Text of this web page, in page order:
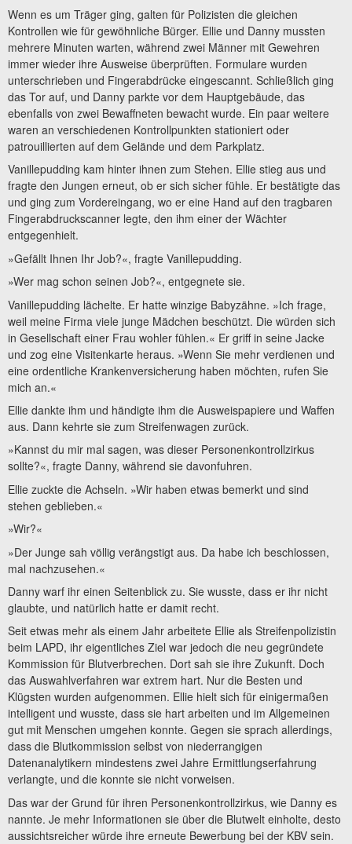
Wenn es um Träger ging, galten für Polizisten die gleichen
Kontrollen wie für gewöhnliche Bürger. Ellie und Danny mussten
mehrere Minuten warten, während zwei Männer mit Gewehren
immer wieder ihre Ausweise überprüften. Formulare wurden
unterschrieben und Fingerabdrücke eingescannt. Schließlich ging
das Tor auf, und Danny parkte vor dem Hauptgebäude, das
ebenfalls von zwei Bewaffneten bewacht wurde. Ein paar weitere
waren an verschiedenen Kontrollpunkten stationiert oder
patrouillierten auf dem Gelände und dem Parkplatz.
Vanillepudding kam hinter ihnen zum Stehen. Ellie stieg aus und
fragte den Jungen erneut, ob er sich sicher fühle. Er bestätigte das
und ging zum Vordereingang, wo er eine Hand auf den tragbaren
Fingerabdruckscanner legte, den ihm einer der Wächter
entgegenhielt.
»Gefällt Ihnen Ihr Job?«, fragte Vanillepudding.
»Wer mag schon seinen Job?«, entgegnete sie.
Vanillepudding lächelte. Er hatte winzige Babyzähne. »Ich frage,
weil meine Firma viele junge Mädchen beschützt. Die würden sich
in Gesellschaft einer Frau wohler fühlen.« Er griff in seine Jacke
und zog eine Visitenkarte heraus. »Wenn Sie mehr verdienen und
eine ordentliche Krankenversicherung haben möchten, rufen Sie
mich an.«
Ellie dankte ihm und händigte ihm die Ausweispapiere und Waffen
aus. Dann kehrte sie zum Streifenwagen zurück.
»Kannst du mir mal sagen, was dieser Personenkontrollzirkus
sollte?«, fragte Danny, während sie davonfuhren.
Ellie zuckte die Achseln. »Wir haben etwas bemerkt und sind
stehen geblieben.«
»Wir?«
»Der Junge sah völlig verängstigt aus. Da habe ich beschlossen,
mal nachzusehen.«
Danny warf ihr einen Seitenblick zu. Sie wusste, dass er ihr nicht
glaubte, und natürlich hatte er damit recht.
Seit etwas mehr als einem Jahr arbeitete Ellie als Streifenpolizistin
beim LAPD, ihr eigentliches Ziel war jedoch die neu gegründete
Kommission für Blutverbrechen. Dort sah sie ihre Zukunft. Doch
das Auswahlverfahren war extrem hart. Nur die Besten und
Klügsten wurden aufgenommen. Ellie hielt sich für einigermaßen
intelligent und wusste, dass sie hart arbeiten und im Allgemeinen
gut mit Menschen umgehen konnte. Gegen sie sprach allerdings,
dass die Blutkommission selbst von niederrangigen
Datenanalytikern mindestens zwei Jahre Ermittlungserfahrung
verlangte, und die konnte sie nicht vorweisen.
Das war der Grund für ihren Personenkontrollzirkus, wie Danny es
nannte. Je mehr Informationen sie über die Blutwelt einholte, desto
aussichtsreicher würde ihre erneute Bewerbung bei der KBV sein.